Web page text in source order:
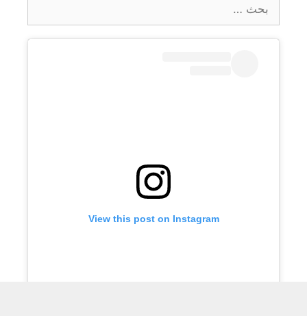
عن:
View this post on Instagram